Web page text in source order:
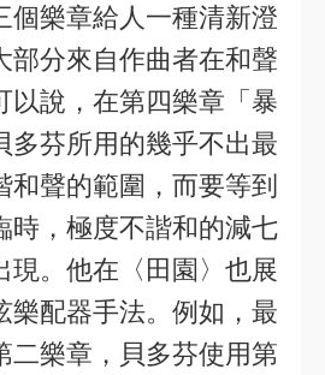
個樂章給人一種清新澄
部分來自作曲者在和聲
以說，在第四樂章「暴
多芬所用的幾乎不出最
和聲的範圍，而要等到
時，極度不諧和的減七
現。他在〈田園〉也展
樂配器手法。例如，最
二樂章，貝多芬使用第